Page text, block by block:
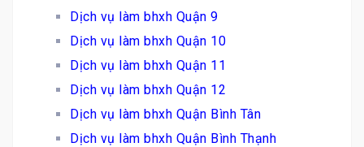
Dịch vụ làm bhxh Quận 9
Dịch vụ làm bhxh Quận 10
Dịch vụ làm bhxh Quận 11
Dịch vụ làm bhxh Quận 12
Dịch vụ làm bhxh Quận Bình Tân
Dịch vụ làm bhxh Quận Bình Thạnh